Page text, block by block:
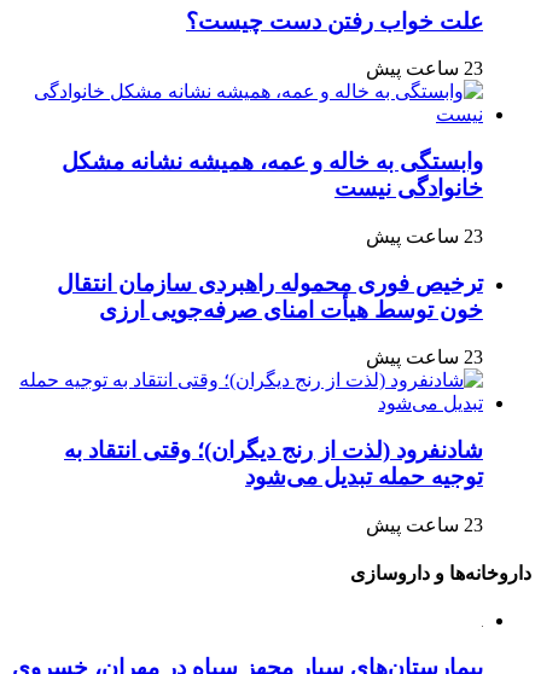
علت خواب رفتن دست چیست؟
23 ساعت پیش
وابستگی به خاله و عمه، همیشه نشانه مشکل
خانوادگی نیست
23 ساعت پیش
ترخیص فوری محموله راهبردی سازمان انتقال
خون توسط هیأت امنای صرفه‌جویی ارزی
23 ساعت پیش
شادنفرود (لذت از رنج دیگران)؛ وقتی انتقاد به
توجیه حمله تبدیل می‌شود
23 ساعت پیش
داروخانه‌ها و داروسازی
بیمارستان‌های سیار مجهز سپاه در مهران، خسروی